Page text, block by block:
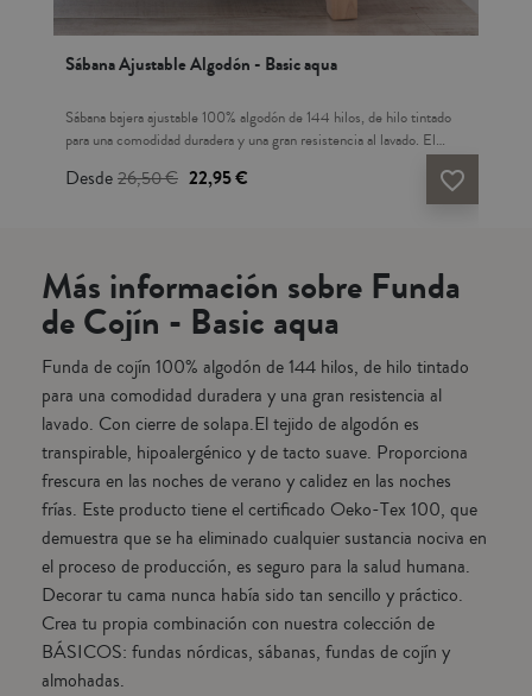
favorite_border
Sábana Ajustable Algodón - Basic aqua
Sábana bajera ajustable 100% algodón de 144 hilos, de hilo tintado
para una comodidad duradera y una gran resistencia al lavado. El
Proporciona frescura en las noches de verano y calidez en las noches
cama nunca había sido tan sencillo y práctico. Crea tu propia
combinación con nuestra colección de BÁSICOS: fundas nórdicas,
sábanas, fundas de cojín y almohadas.
Desde26,50 € 22,95 €
Más información sobre Funda
de Cojín - Basic aqua
Funda de cojín 100% algodón de 144 hilos, de hilo tintado
para una comodidad duradera y una gran resistencia al
lavado. Con cierre de solapa.El tejido de algodón es
transpirable, hipoalergénico y de tacto suave. Proporciona
frescura en las noches de verano y calidez en las noches
frías. Este producto tiene el certificado Oeko-Tex 100, que
demuestra que se ha eliminado cualquier sustancia nociva en
el proceso de producción, es seguro para la salud humana.
Decorar tu cama nunca había sido tan sencillo y práctico.
Crea tu propia combinación con nuestra colección de
BÁSICOS: fundas nórdicas, sábanas, fundas de cojín y
almohadas.